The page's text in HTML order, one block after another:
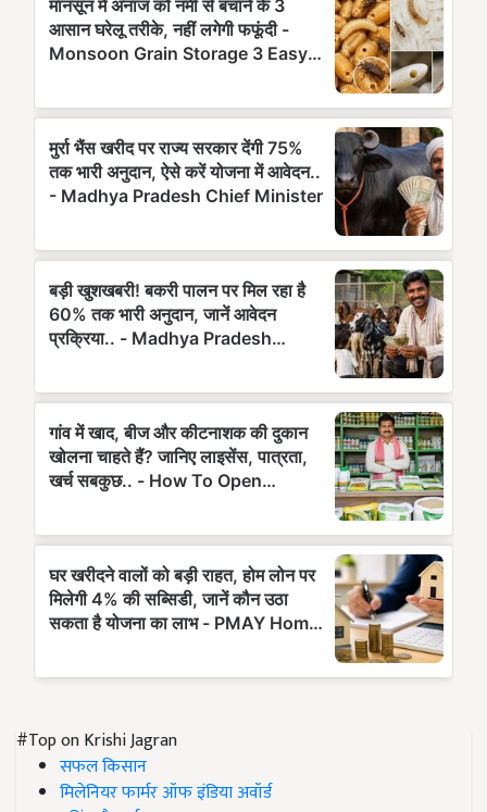
#Top on Krishi Jagran
सफल किसान
मिलेनियर फार्मर ऑफ इंडिया अवॉर्ड